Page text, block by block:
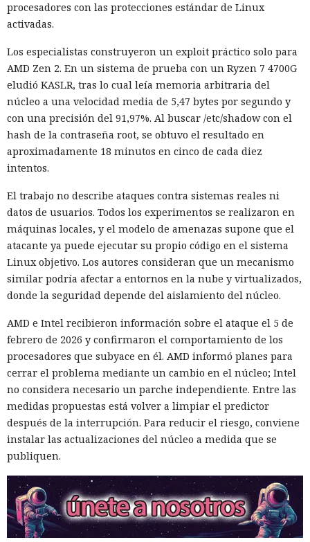
procesadores con las protecciones estándar de Linux
activadas.
Los especialistas construyeron un exploit práctico solo para
AMD Zen 2. En un sistema de prueba con un Ryzen 7 4700G
eludió KASLR, tras lo cual leía memoria arbitraria del
núcleo a una velocidad media de 5,47 bytes por segundo y
con una precisión del 91,97%. Al buscar /etc/shadow con el
hash de la contraseña root, se obtuvo el resultado en
aproximadamente 18 minutos en cinco de cada diez
intentos.
El trabajo no describe ataques contra sistemas reales ni
datos de usuarios. Todos los experimentos se realizaron en
máquinas locales, y el modelo de amenazas supone que el
atacante ya puede ejecutar su propio código en el sistema
Linux objetivo. Los autores consideran que un mecanismo
similar podría afectar a entornos en la nube y virtualizados,
donde la seguridad depende del aislamiento del núcleo.
AMD e Intel recibieron información sobre el ataque el 5 de
febrero de 2026 y confirmaron el comportamiento de los
procesadores que subyace en él. AMD informó planes para
cerrar el problema mediante un cambio en el núcleo; Intel
no considera necesario un parche independiente. Entre las
medidas propuestas está volver a limpiar el predictor
después de la interrupción. Para reducir el riesgo, conviene
instalar las actualizaciones del núcleo a medida que se
publiquen.